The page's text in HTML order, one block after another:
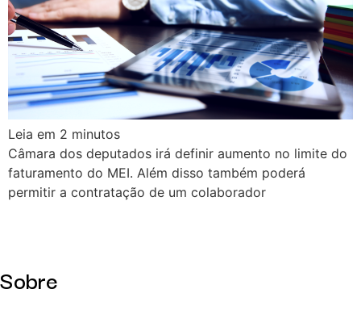
Leia em 2 minutos
Câmara dos deputados irá definir aumento no limite do
faturamento do MEI. Além disso também poderá
permitir a contratação de um colaborador
Sobre